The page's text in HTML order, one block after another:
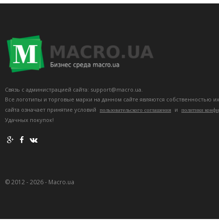
Связь с администрацией сайта: support@macro.ua.
Все логотипы и торговые марки на данном сайте являются собственностью
сайта означает принятие условий
пользовательского соглашения и политики
Удачных покупок!
© 2012 - 2026 - Macro.ua